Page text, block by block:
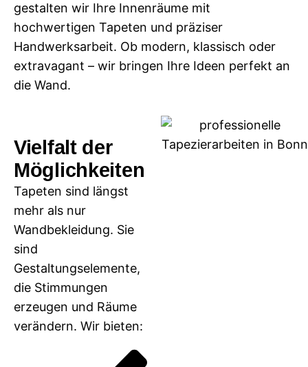
gestalten wir Ihre Innenräume mit
hochwertigen Tapeten und präziser
Handwerksarbeit. Ob modern, klassisch oder
extravagant – wir bringen Ihre Ideen perfekt an
die Wand.
Vielfalt der
Möglichkeiten
Tapeten sind längst
mehr als nur
Wandbekleidung. Sie
sind
Gestaltungselemente,
die Stimmungen
erzeugen und Räume
verändern. Wir bieten: